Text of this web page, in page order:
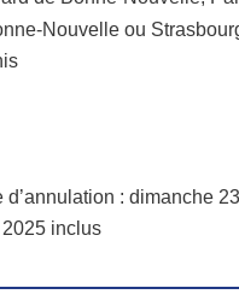
Nouvelle ou
d’annulation : dimanche 23
inclus